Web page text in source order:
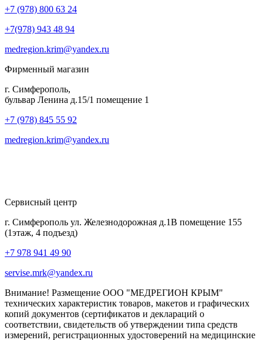
+7 (978) 800 63 24
+7(978) 943 48 94
medregion.krim@yandex.ru
Фирменный магазин
г. Симферополь,
бульвар Ленина д.15/1 помещение 1
+7 (978) 845 55 92
medregion.krim@yandex.ru
Сервисный центр
г. Симферополь ул. Железнодорожная д.1В помещение 155
(1этаж, 4 подъезд)
+7 978 941 49 90
servise.mrk@yandex.ru
Внимание! Размещение ООО "МЕДРЕГИОН КРЫМ"
технических характеристик товаров, макетов и графических
копий документов (сертификатов и деклараций о
соответствии, свидетельств об утверждении типа средств
измерений, регистрационных удостоверений на медицинские